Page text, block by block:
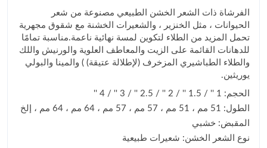
الفرشاة ذات الشعر الخشن الطبيعي مصنوعة من شعر
الحيوانات ، مثل الخنزير ، والشعيرات الخشنة مع شقوق مجهرية
تحمل المزيد من الطلاء لتكوين لمسة نهائية ناعمة.مناسبة تمامًا
للدهانات القائمة على الزيت والمعاطف العلوية والورنيش واللك
والطلاء الطباشيري المزخرف (لإطلالة عتيقة) ) والمينا والبولي
يوريثين.
الحجم: 1 '' / 1.5 '' / 2 '' / 2.5 '' / 3 '' / 4 ''
الطول: 51 مم ، 51 مم ، 57 مم ، 57 مم ، 64 مم ، 64 مم ، إلخ
المقبض: خشبي
نوع الشعر الخشن: شعيرات طبيعية